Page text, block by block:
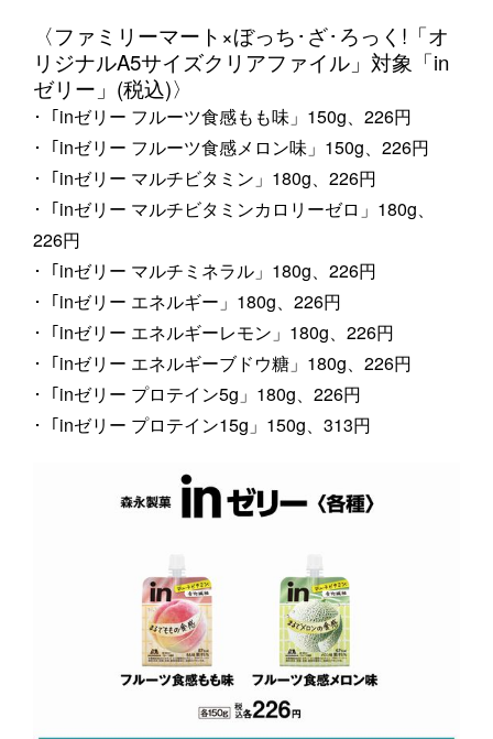
〈ファミリーマート×ぼっち･ざ･ろっく!「オ
リジナルA5サイズクリアファイル」対象「in
ゼリー」(税込)〉
･「inゼリー フルーツ食感もも味」150g、226円
･「inゼリー フルーツ食感メロン味」150g、226円
･「inゼリー マルチビタミン」180g、226円
･「inゼリー マルチビタミンカロリーゼロ」180g、
226円
･「inゼリー マルチミネラル」180g、226円
･「inゼリー エネルギー」180g、226円
･「inゼリー エネルギーレモン」180g、226円
･「inゼリー エネルギーブドウ糖」180g、226円
･「inゼリー プロテイン5g」180g、226円
･「inゼリー プロテイン15g」150g、313円